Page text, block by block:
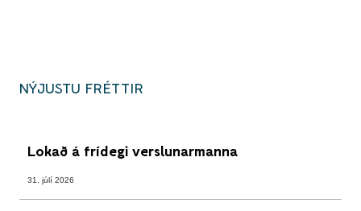
NÝJUSTU FRÉTTIR
Lokað á frídegi verslunarmanna
31. júlí 2026